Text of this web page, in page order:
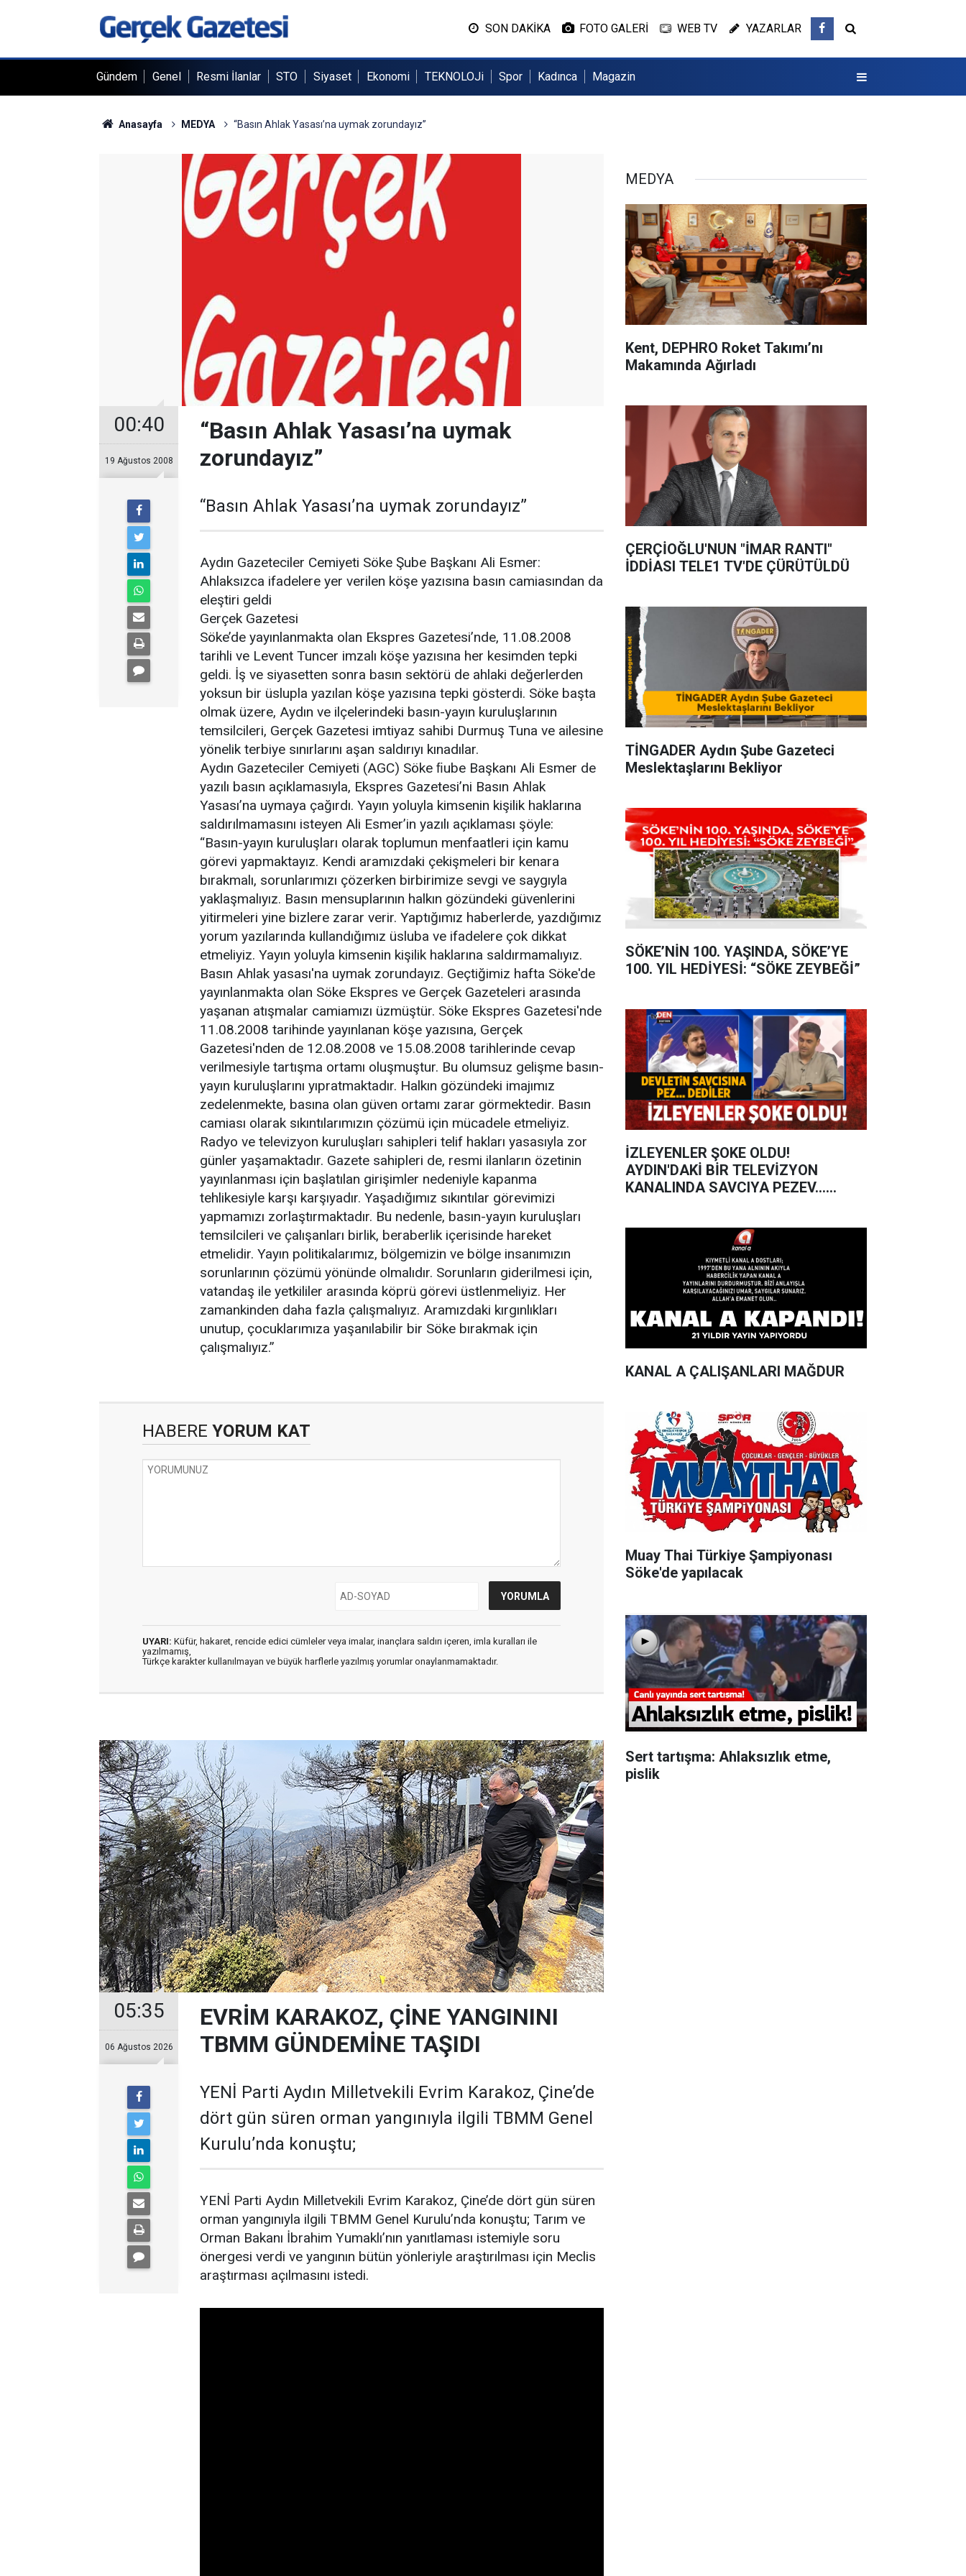
SON DAKİKA FOTO GALERİ WEB TV YAZARLAR
Gündem Genel Resmi İlanlar STO Siyaset Ekonomi TEKNOLOJi Spor Kadınca Magazin
Anasayfa MEDYA “Basın Ahlak Yasası’na uymak zorundayız”
00:40
19 Ağustos 2008
“Basın Ahlak Yasası’na uymak
zorundayız”
“Basın Ahlak Yasası’na uymak zorundayız”
Aydın Gazeteciler Cemiyeti Söke Şube Başkanı Ali Esmer:
Ahlaksızca ifadelere yer verilen köşe yazısına basın camiasından da
eleştiri geldi
Gerçek Gazetesi
Söke’de yayınlanmakta olan Ekspres Gazetesi’nde, 11.08.2008
tarihli ve Levent Tuncer imzalı köşe yazısına her kesimden tepki
geldi. İş ve siyasetten sonra basın sektörü de ahlaki değerlerden
yoksun bir üslupla yazılan köşe yazısına tepki gösterdi. Söke başta
olmak üzere, Aydın ve ilçelerindeki basın-yayın kuruluşlarının
temsilcileri, Gerçek Gazetesi imtiyaz sahibi Durmuş Tuna ve ailesine
yönelik terbiye sınırlarını aşan saldırıyı kınadılar.
Aydın Gazeteciler Cemiyeti (AGC) Söke ﬁube Başkanı Ali Esmer de
yazılı basın açıklamasıyla, Ekspres Gazetesi’ni Basın Ahlak
Yasası’na uymaya çağırdı. Yayın yoluyla kimsenin kişilik haklarına
saldırılmamasını isteyen Ali Esmer’in yazılı açıklaması şöyle:
“Basın-yayın kuruluşları olarak toplumun menfaatleri için kamu
görevi yapmaktayız. Kendi aramızdaki çekişmeleri bir kenara
bırakmalı, sorunlarımızı çözerken birbirimize sevgi ve saygıyla
yaklaşmalıyız. Basın mensuplarının halkın gözündeki güvenlerini
yitirmeleri yine bizlere zarar verir. Yaptığımız haberlerde, yazdığımız
yorum yazılarında kullandığımız üsluba ve ifadelere çok dikkat
etmeliyiz. Yayın yoluyla kimsenin kişilik haklarına saldırmamalıyız.
Basın Ahlak yasası'na uymak zorundayız. Geçtiğimiz hafta Söke'de
yayınlanmakta olan Söke Ekspres ve Gerçek Gazeteleri arasında
yaşanan atışmalar camiamızı üzmüştür. Söke Ekspres Gazetesi'nde
11.08.2008 tarihinde yayınlanan köşe yazısına, Gerçek
Gazetesi'nden de 12.08.2008 ve 15.08.2008 tarihlerinde cevap
verilmesiyle tartışma ortamı oluşmuştur. Bu olumsuz gelişme basın-
yayın kuruluşlarını yıpratmaktadır. Halkın gözündeki imajımız
zedelenmekte, basına olan güven ortamı zarar görmektedir. Basın
camiası olarak sıkıntılarımızın çözümü için mücadele etmeliyiz.
Radyo ve televizyon kuruluşları sahipleri telif hakları yasasıyla zor
günler yaşamaktadır. Gazete sahipleri de, resmi ilanların özetinin
yayınlanması için başlatılan girişimler nedeniyle kapanma
tehlikesiyle karşı karşıyadır. Yaşadığımız sıkıntılar görevimizi
yapmamızı zorlaştırmaktadır. Bu nedenle, basın-yayın kuruluşları
temsilcileri ve çalışanları birlik, beraberlik içerisinde hareket
etmelidir. Yayın politikalarımız, bölgemizin ve bölge insanımızın
sorunlarının çözümü yönünde olmalıdır. Sorunların giderilmesi için,
vatandaş ile yetkililer arasında köprü görevi üstlenmeliyiz. Her
zamankinden daha fazla çalışmalıyız. Aramızdaki kırgınlıkları
unutup, çocuklarımıza yaşanılabilir bir Söke bırakmak için
çalışmalıyız.”
HABERE YORUM KAT
UYARI: Küfür, hakaret, rencide edici cümleler veya imalar, inançlara saldırı içeren, imla kuralları ile
yazılmamış,
Türkçe karakter kullanılmayan ve büyük harflerle yazılmış yorumlar onaylanmamaktadır.
05:35
06 Ağustos 2026
EVRİM KARAKOZ, ÇİNE YANGININI
TBMM GÜNDEMİNE TAŞIDI
YENİ Parti Aydın Milletvekili Evrim Karakoz, Çine’de
dört gün süren orman yangınıyla ilgili TBMM Genel
Kurulu’nda konuştu;
YENİ Parti Aydın Milletvekili Evrim Karakoz, Çine’de dört gün süren
orman yangınıyla ilgili TBMM Genel Kurulu’nda konuştu; Tarım ve
Orman Bakanı İbrahim Yumaklı’nın yanıtlaması istemiyle soru
önergesi verdi ve yangının bütün yönleriyle araştırılması için Meclis
araştırması açılmasını istedi.
MEDYA
Kent, DEPHRO Roket Takımı’nı
Makamında Ağırladı
ÇERÇİOĞLU'NUN "İMAR RANTI"
İDDİASI TELE1 TV'DE ÇÜRÜTÜLDÜ
TİNGADER Aydın Şube Gazeteci
Meslektaşlarını Bekliyor
SÖKE’NİN 100. YAŞINDA, SÖKE’YE
100. YIL HEDİYESİ: “SÖKE ZEYBEĞİ”
İZLEYENLER ŞOKE OLDU!
AYDIN'DAKİ BİR TELEVİZYON
KANALINDA SAVCIYA PEZEV...
KANAL A ÇALIŞANLARI MAĞDUR
Muay Thai Türkiye Şampiyonası
Söke'de yapılacak
Sert tartışma: Ahlaksızlık etme,
pislik